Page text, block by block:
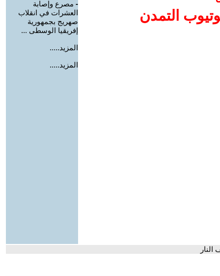
التمدن
- مصرع وإصابة
العشرات في انقلاب
صهريج بجمهورية
إفريقيا الوسطى ...
المزيد.....
المزيد.....